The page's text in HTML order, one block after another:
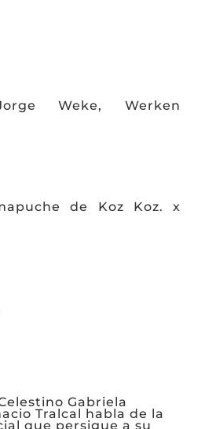
Weke, Werken
de Koz Koz. x
Gabriela
Tralcal habla de la
que persigue a su